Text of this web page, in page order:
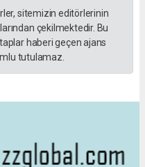
sitemizin editörlerinin
çekilmektedir. Bu
haberi geçen ajans
tutulamaz.